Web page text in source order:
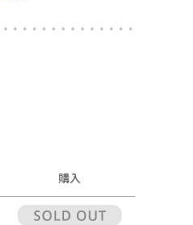
購入